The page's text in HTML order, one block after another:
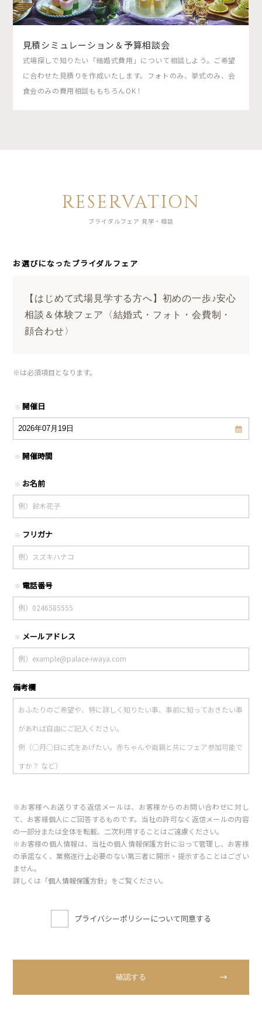
見積シミュレーション＆予算相談会
式場探しで知りたい「結婚式費用」について相談しよう。ご希望
に合わせた見積りを作成いたします。フォトのみ、挙式のみ、会
食会のみの費用相談ももちろんOK！
RESERVATION
ブライダルフェア 見学・相談
お選びになったブライダルフェア
【はじめて式場見学する方へ】初めの一歩♪安心
相談＆体験フェア〈結婚式・フォト・会費制・
顔合わせ〉
※は必須項目となります。
※ 開催日
※ 開催時間
※ お名前
※ フリガナ
※ 電話番号
※ メールアドレス
備考欄
※お客様へお送りする返信メールは、お客様からのお問い合わせに対し
て、お客様個人にご回答するものです。当社の許可なく返信メールの内容
の一部分または全体を転載、二次利用することはご遠慮ください。
※お客様の個人情報は、当社の個人情報保護方針に沿って管理し、お客様
の承諾なく、業務遂行上必要のない第三者に開示・提示することはござい
ません。
詳しくは「個人情報保護方針」をご覧ください。
プライバシーポリシーについて同意する